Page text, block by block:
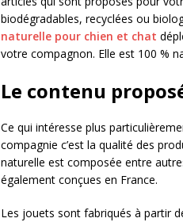
biodégradables, recyclées ou
naturelle pour chien et chat
votre compagnon. Elle est 100 %
Le contenu
Ce qui intéresse plus
compagnie c’est la qualité des
naturelle est composée entre
également conçues en France.
Les jouets sont fabriqués à partir